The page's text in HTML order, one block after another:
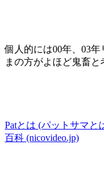
個人的には00年、03年
まの方がよほど鬼畜と
Patとは (パットサマと
百科 (nicovideo.jp)